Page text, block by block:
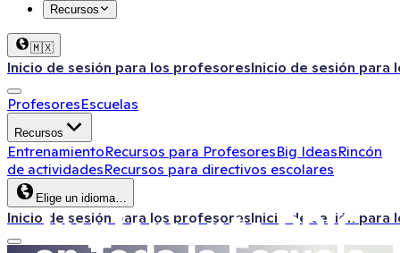
Recursos
🇲🇽
Inicio de sesión para los profesoresInicio de sesión para
ProfesoresEscuelas
Recursos
EntrenamientoRecursos para ProfesoresBig IdeasRincón
de actividadesRecursos para directivos escolares
Elige un idioma…
Inicio de sesión para los profesoresInicio de sesión para
Implementa PBIS